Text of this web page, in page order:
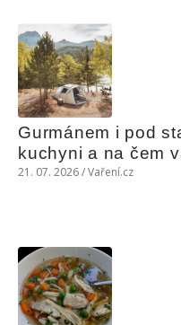
Gurmánem i pod
kuchyni a na čem
21. 07. 2026 / Vaření.cz